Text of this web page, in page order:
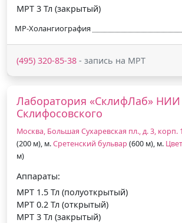
МРТ 3 Тл (закрытый)
МР-Холангиография
(495) 320-85-38 - запись на МРТ
Лаборатория «СклифЛаб»
Склифосовского
Москва, Большая Сухаревская пл., д. 3, корп. 1
(200 м), м.Сретенский бульвар (600 м), м.
м)
Аппараты:
МРТ 1.5 Тл (полуоткрытый)
МРТ 0.2 Тл (открытый)
МРТ 3 Тл (закрытый)